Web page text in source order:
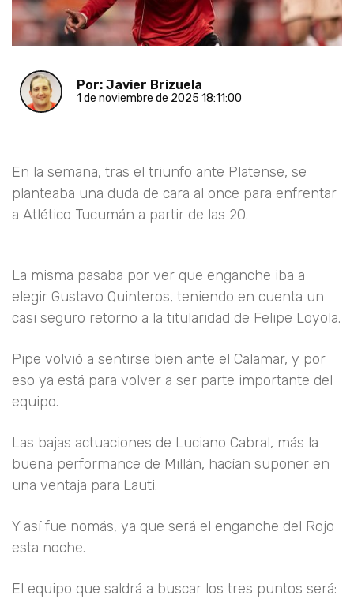
Por: Javier Brizuela
1 de noviembre de 2025 18:11:00
En la semana, tras el triunfo ante Platense, se
planteaba una duda de cara al once para enfrentar
a Atlético Tucumán a partir de las 20.
La misma pasaba por ver que enganche iba a
elegir Gustavo Quinteros, teniendo en cuenta un
casi seguro retorno a la titularidad de Felipe Loyola.
Pipe volvió a sentirse bien ante el Calamar, y por
eso ya está para volver a ser parte importante del
equipo.
Las bajas actuaciones de Luciano Cabral, más la
buena performance de Millán, hacían suponer en
una ventaja para Lauti.
Y así fue nomás, ya que será el enganche del Rojo
esta noche.
El equipo que saldrá a buscar los tres puntos será: